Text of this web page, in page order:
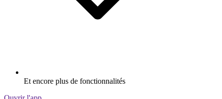
Et encore plus de fonctionnalités